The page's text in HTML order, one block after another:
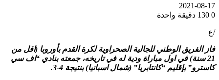
2021-08-17
0
دقيقة واحدة
/ع
فاز الفريق الوطني للجالية الصحراوية لكرة القدم بأوروبا (اقل من
21 سنة) في اول مباراة ودية له في تاريخه، جمعته بنادي “اف سي
كاسترو” بإقليم “كانتابريا” (شمال اسبانيا) بنتيجة 4-3.